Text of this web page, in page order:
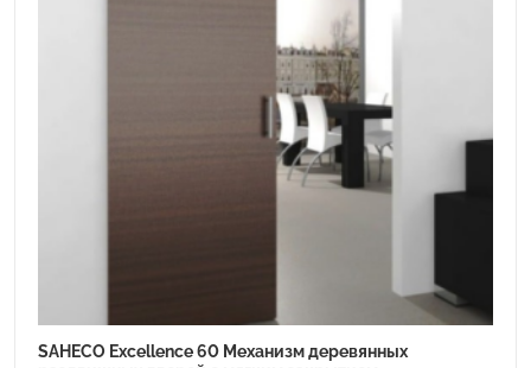
SAHECO Excellence 60 Механизм деревянных